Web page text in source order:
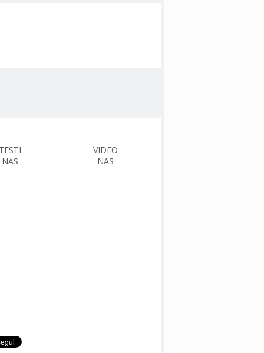
NAS
VIDEO
NAS